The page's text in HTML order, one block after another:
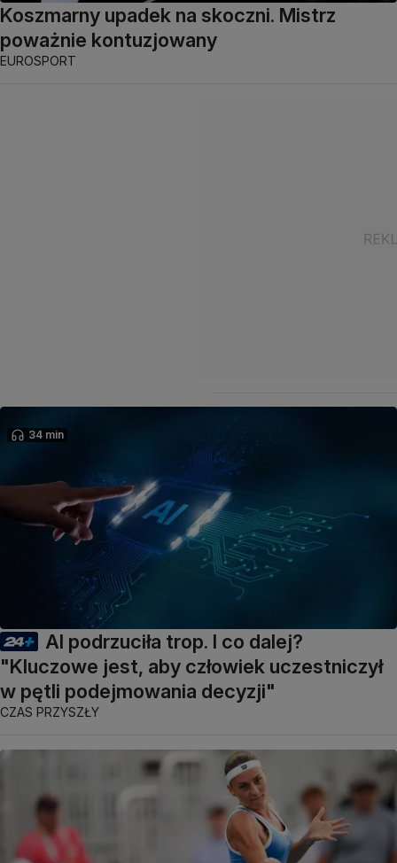
Koszmarny upadek na skoczni. Mistrz
poważnie kontuzjowany
EUROSPORT
34 min
AI podrzuciła trop. I co dalej?
"Kluczowe jest, aby człowiek uczestniczył
w pętli podejmowania decyzji"
CZAS PRZYSZŁY